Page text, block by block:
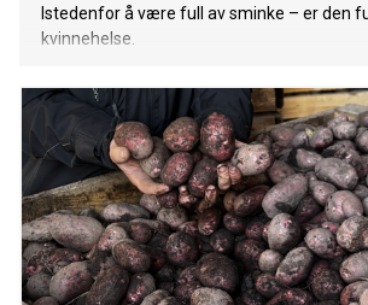
Istedenfor å være full av sminke – er den
kvinnehelse.